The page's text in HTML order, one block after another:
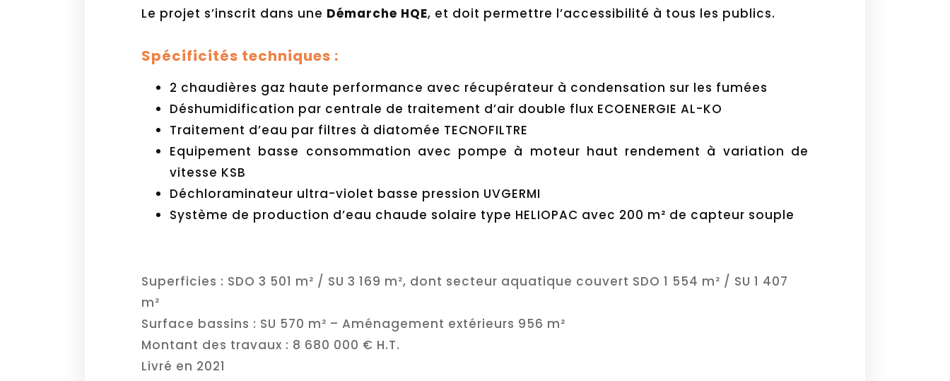
Le projet s’inscrit dans une Démarche HQE, et doit permettre l’accessibilité à tous les publics.
Spécificités techniques :
2 chaudières gaz haute performance avec récupérateur à condensation sur les fumées
Déshumidification par centrale de traitement d’air double flux ECOENERGIE AL-KO
Traitement d’eau par filtres à diatomée TECNOFILTRE
Equipement basse consommation avec pompe à moteur haut rendement à variation de
vitesse KSB
Déchloraminateur ultra-violet basse pression UVGERMI
Système de production d’eau chaude solaire type HELIOPAC avec 200 m² de capteur souple
Superficies : SDO 3 501 m² / SU 3 169 m², dont secteur aquatique couvert SDO 1 554 m² / SU 1 407
m²
Surface bassins : SU 570 m² – Aménagement extérieurs 956 m²
Montant des travaux : 8 680 000 € H.T.
Livré en 2021